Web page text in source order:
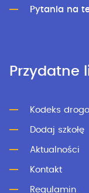
Pytania na
Przydatne
Kodeks
Dodaj szkołę
Aktualności
Kontakt
Regulamin